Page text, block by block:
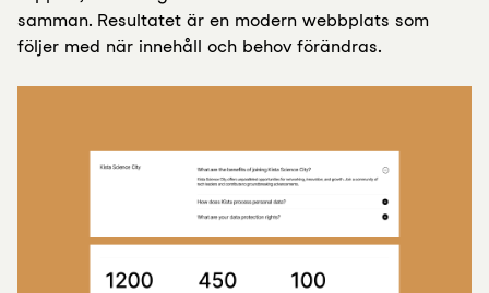
samman. Resultatet är en modern webbplats som
följer med när innehåll och behov förändras.